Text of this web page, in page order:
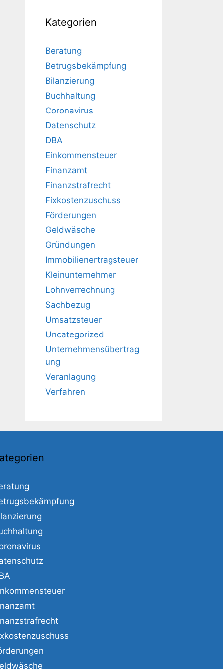
Kategorien
Beratung
Betrugsbekämpfung
Bilanzierung
Buchhaltung
Coronavirus
Datenschutz
DBA
Einkommensteuer
Finanzamt
Finanzstrafrecht
Fixkostenzuschuss
Förderungen
Geldwäsche
Gründungen
Immobilienertragsteuer
Kleinunternehmer
Lohnverrechnung
Sachbezug
Umsatzsteuer
Uncategorized
Unternehmensübertrag
ung
Veranlagung
Verfahren